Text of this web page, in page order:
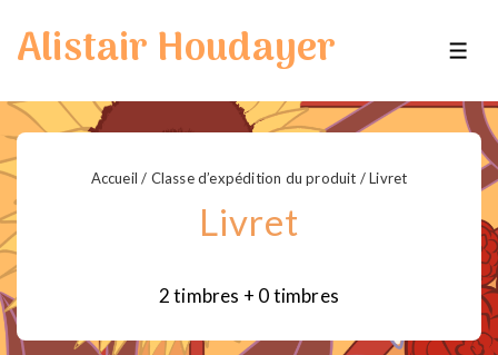
passer
contenu
Alistair Houdayer
Accueil / Classe d’expédition du produit / Livret
Livret
2 timbres + 0 timbres